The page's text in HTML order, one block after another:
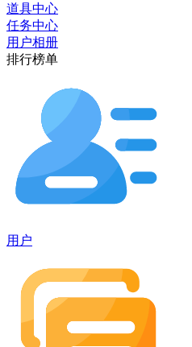
道具中心
任务中心
用户相册
排行榜单
用户